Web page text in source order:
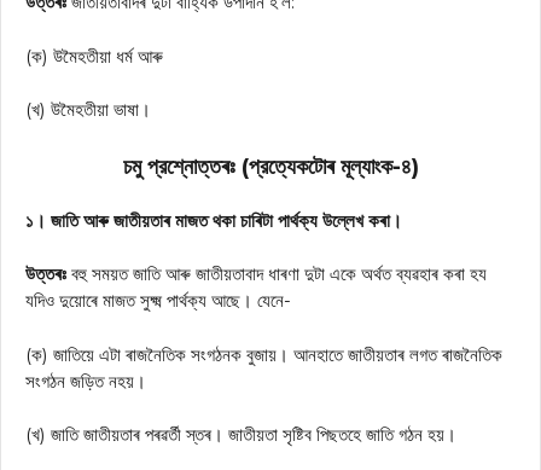
(ক) উমৈহতীয়া ধৰ্ম আৰু
(খ) উমৈহতীয়া ভাষা।
চমু প্রশ্নোত্তৰঃ (প্রত্যেকটোৰ মূল্যাংক-৪)
১। জাতি আৰু জাতীয়তাৰ মাজত থকা চাৰিটা পার্থক্য উল্লেখ কৰা।
উত্তৰঃ বহু সময়ত জাতি আৰু জাতীয়তাবাদ ধাৰণা দুটা একে অৰ্থত ব্যৱহাৰ কৰা হয
যদিও দুয়োৰে মাজত সুক্ষ্ম পার্থক্য আছে। যেনে-
(ক) জাতিয়ে এটা ৰাজনৈতিক সংগঠনক বুজায়। আনহাতে জাতীয়তাৰ লগত ৰাজনৈতিক
সংগঠন জড়িত নহয়।
(খ) জাতি জাতীয়তাৰ পৰৱৰ্তী স্তৰ। জাতীয়তা সৃষ্টিব পিছতহে জাতি গঠন হয়।